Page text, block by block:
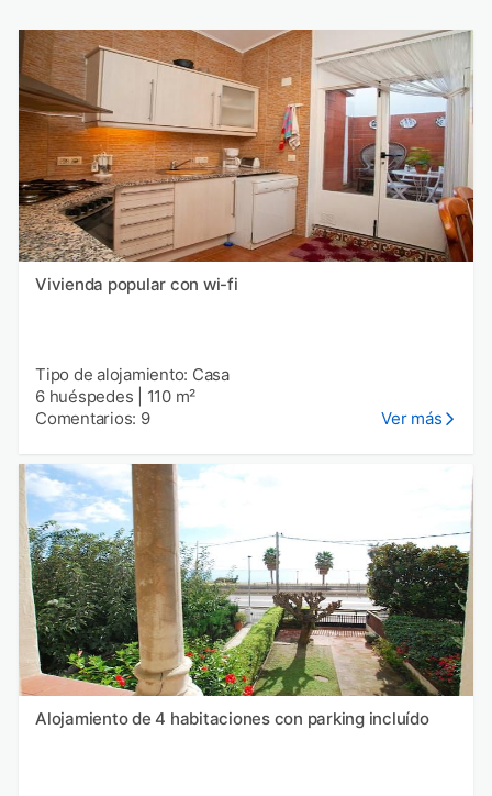
Vivienda popular con wi-fi
Tipo de alojamiento: Casa
6 huéspedes
110 m²
Comentarios: 9
Ver más
Alojamiento de 4 habitaciones con parking incluído